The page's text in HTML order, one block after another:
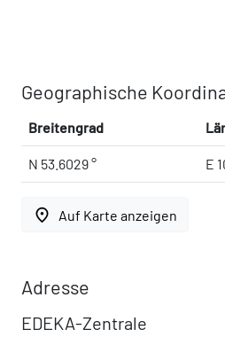
Geographische
Breitengrad
N 53.6029 ° E
place Auf Karte anzeigen
Adresse
EDEKA-Zentrale